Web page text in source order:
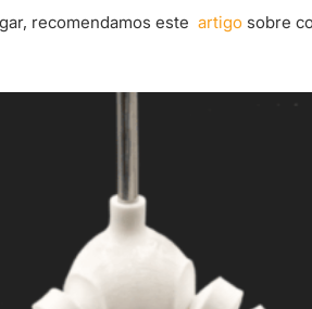
recomendamos esteartigo sobre